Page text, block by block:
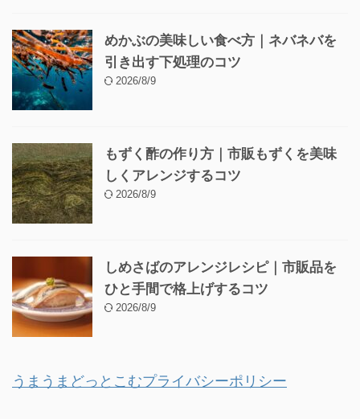
めかぶの美味しい食べ方｜ネバネバを
引き出す下処理のコツ
2026/8/9
もずく酢の作り方｜市販もずくを美味
しくアレンジするコツ
2026/8/9
しめさばのアレンジレシピ｜市販品を
ひと手間で格上げするコツ
2026/8/9
うまうまどっとこむプライバシーポリシー